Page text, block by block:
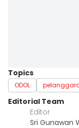
Topics
ODOL
Editorial Team
Editor
Sri Gunawan